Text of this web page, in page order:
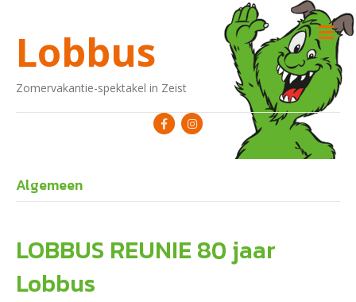
Lobbus
Zomervakantie-spektakel in Zeist
FacebookInstagram
Algemeen
LOBBUS REUNIE 80 jaar
Lobbus